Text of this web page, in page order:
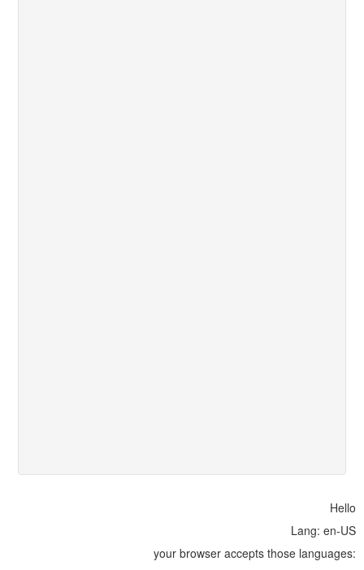
Hello
Lang: en-US
your browser accepts those languages: